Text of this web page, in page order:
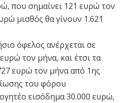
που σημαίνει 121 ευρώ τον
μισθός θα γίνουν 1.621
όφελος ανέρχεται σε
τον μήνα, και έτσι τα
ευρώ τον μήνα από 1ης
του φόρου
εισόδημα 30.000 ευρώ,